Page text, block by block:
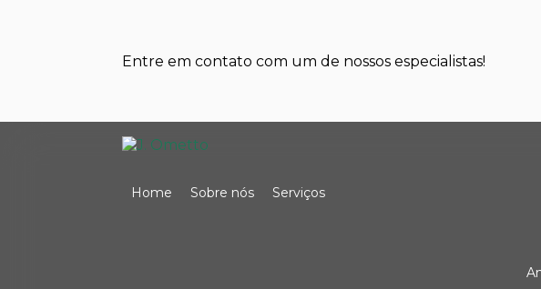
Entre em contato com um de nossos especialistas!
Home Sobre nós Serviços